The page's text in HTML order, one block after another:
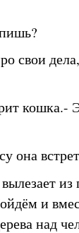
свои
кошка.-
она
из
и
над